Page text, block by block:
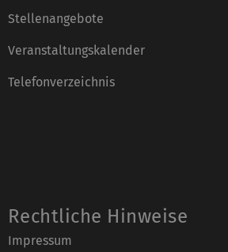
Stellenangebote
Veranstaltungskalender
Telefonverzeichnis
Rechtliche Hinweise
Impressum